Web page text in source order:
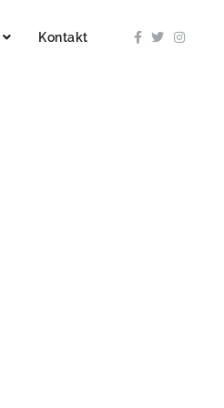
Kontakt